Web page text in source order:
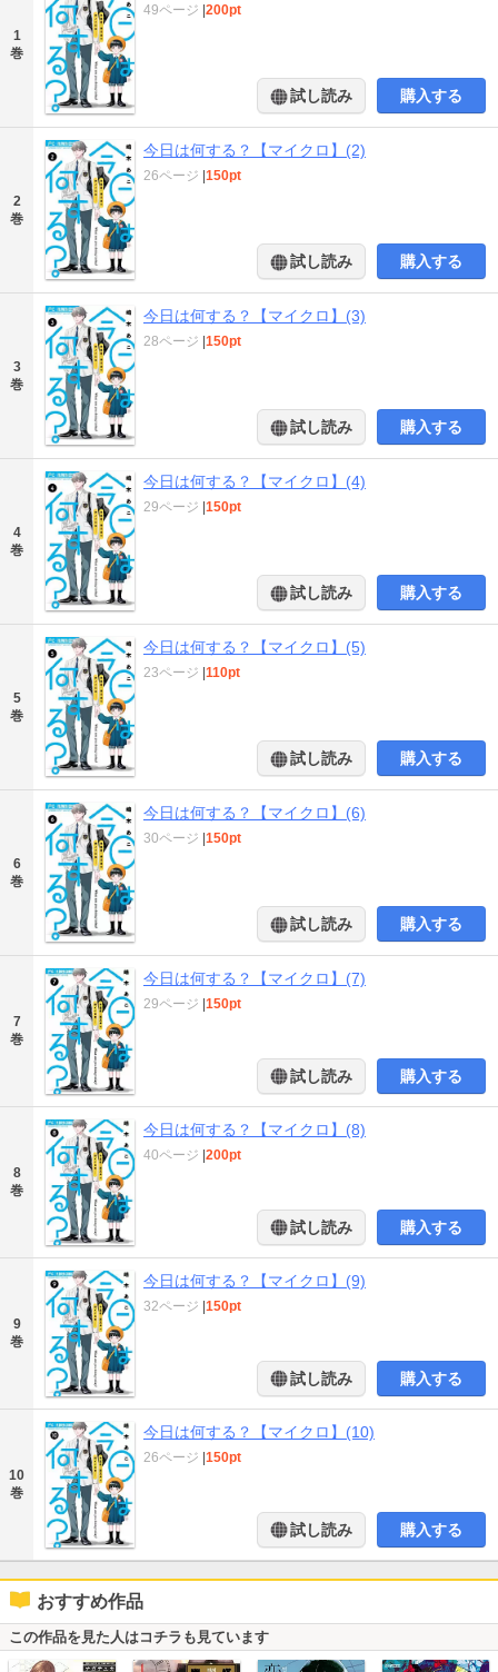
1
巻
49ページ |200pt
試し読み 購入する
2
巻
今日は何する？【マイクロ】(2)
26ページ |150pt
試し読み 購入する
3
巻
今日は何する？【マイクロ】(3)
28ページ |150pt
試し読み 購入する
4
巻
今日は何する？【マイクロ】(4)
29ページ |150pt
試し読み 購入する
5
巻
今日は何する？【マイクロ】(5)
23ページ |110pt
試し読み 購入する
6
巻
今日は何する？【マイクロ】(6)
30ページ |150pt
試し読み 購入する
7
巻
今日は何する？【マイクロ】(7)
29ページ |150pt
試し読み 購入する
8
巻
今日は何する？【マイクロ】(8)
40ページ |200pt
試し読み 購入する
9
巻
今日は何する？【マイクロ】(9)
32ページ |150pt
試し読み 購入する
10
巻
今日は何する？【マイクロ】(10)
26ページ |150pt
試し読み 購入する
おすすめ作品
この作品を見た人はコチラも見ています